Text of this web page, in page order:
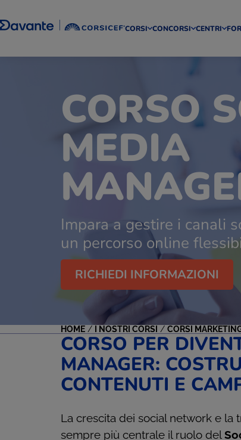
CORSI CONCORSI CENTRI
CORSO
MEDIA
Impara a gestire i canali
un percorso online
RICHIEDI INFORMAZIONI
HOME / I NOSTRI CORSI / CORSI
CORSO PER
MANAGER:
CONTENUTI E
La crescita dei social network e la
sempre più centrale il ruolo del